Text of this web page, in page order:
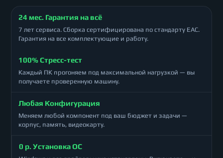
24 мес. Гарантия на всё
7 лет сервиса. Сборка сертифицирована по стандарту ЕАС.
Гарантия на все комплектующие и работу.
100% Стресс-тест
Каждый ПК прогоняем под максимальной нагрузкой — вы
получаете проверенную машину.
Любая Конфигурация
Меняем любой компонент под ваш бюджет и задачи —
корпус, память, видеокарту.
0 р. Установка ОС